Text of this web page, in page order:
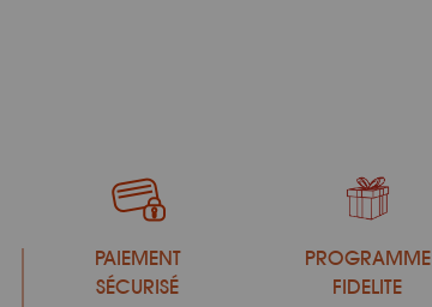
PAIEMENT
SÉCURISÉ
PROGRAMME
FIDELITE